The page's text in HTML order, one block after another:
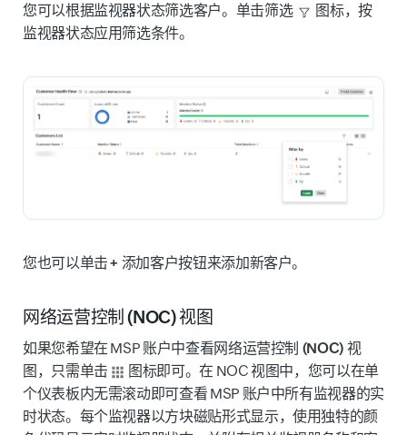
您可以根据监视器状态筛选客户。单击筛选 图标，按
监视器状态应用筛选条件。
您也可以单击+ 添加客户按钮来添加新客户。
网络运营控制 (NOC) 视图
如果您希望在 MSP 账户中查看网络运营控制 (NOC) 视
图 ，只需单击
图标即可。在 NOC 视图中，您可以在单
个仪表板内无需滚动即可查看 MSP 账户中所有监视器的实
时状态。每个监视器以方块磁贴形式显示，使用独特的颜